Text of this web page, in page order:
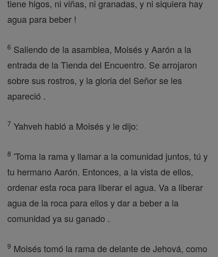
tiene higos, ni viñas, ni granadas, y ni siquiera hay
agua para beber !
6 Saliendo de la asamblea, Moisés y Aarón a la
entrada de la Tienda del Encuentro. Se arrojaron
sobre sus rostros, y la gloria del Señor se les
apareció .
7 Yahveh habló a Moisés y le dijo:
8 'Toma la rama y llamar a la comunidad juntos, tú y
tu hermano Aarón. Entonces, a la vista de ellos,
ordenar esta roca para liberar el agua. Va a liberar
agua de la roca para ellos y dar a beber a la
comunidad ya su ganado .
9 Moisés tomó la rama de delante de Jehová, como